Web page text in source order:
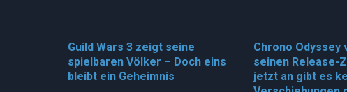
Guild Wars 3 zeigt seine
spielbaren Völker – Doch eins
bleibt ein Geheimnis
Chrono Odyssey
seinen Release-
jetzt an gibt es